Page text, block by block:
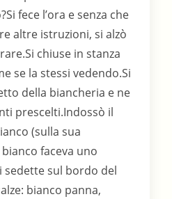
fece l’ora e senza che
altre istruzioni, si alzò
chiuse in stanza
se la stessi vedendo.Si
della biancheria e ne
prescelti.Indossò il
(sulla sua
faceva uno
sedette sul bordo del
bianco panna,